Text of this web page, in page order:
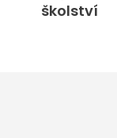
školství